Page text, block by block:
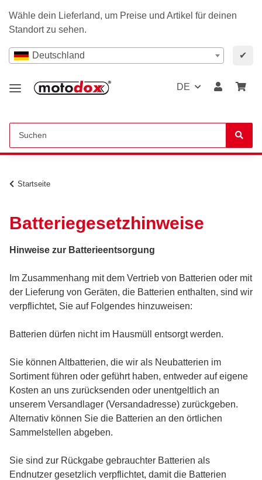
Wähle dein Lieferland, um Preise und Artikel für deinen
Standort zu sehen.
Deutschland ✔
DE
Startseite
Batteriegesetzhinweise
Hinweise zur Batterieentsorgung
Im Zusammenhang mit dem Vertrieb von Batterien oder mit
der Lieferung von Geräten, die Batterien enthalten, sind wir
verpflichtet, Sie auf Folgendes hinzuweisen:
Batterien dürfen nicht im Hausmüll entsorgt werden.
Sie können Altbatterien, die wir als Neubatterien im
Sortiment führen oder geführt haben, entweder auf eigene
Kosten an uns zurücksenden oder unentgeltlich an
unserem Versandlager (Versandadresse) zurückgeben.
Alternativ können Sie die Batterien an den örtlichen
Sammelstellen abgeben.
Sie sind zur Rückgabe gebrauchter Batterien als
Endnutzer gesetzlich verpflichtet, damit die Batterien